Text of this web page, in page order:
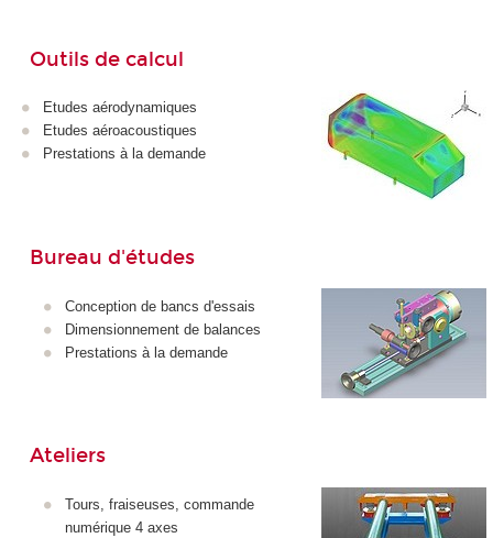
Outils de calcul
Etudes aérodynamiques
Etudes aéroacoustiques
Prestations à la demande
Bureau d'études
Conception de bancs d'essais
Dimensionnement de balances
Prestations à la demande
Ateliers
Tours, fraiseuses, commande
numérique 4 axes